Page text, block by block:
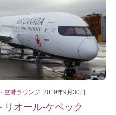
空港ラウンジ 2019年9月30日
オール-ケベック